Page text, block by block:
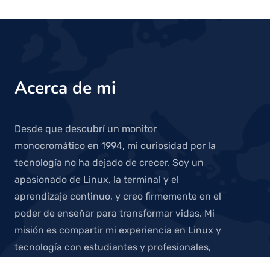
Acerca de mi
Desde que descubrí un monitor
monocromático en 1994, mi curiosidad por la
tecnología no ha dejado de crecer. Soy un
apasionado de Linux, la terminal y el
aprendizaje continuo, y creo firmemente en el
poder de enseñar para transformar vidas. Mi
misión es compartir mi experiencia en Linux y
tecnología con estudiantes y profesionales,